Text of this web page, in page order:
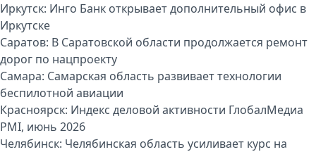
Иркутск: Инго Банк открывает дополнительный офис в
Иркутске
Саратов: В Саратовской области продолжается ремонт
дорог по нацпроекту
Самара: Самарская область развивает технологии
беспилотной авиации
Красноярск: Индекс деловой активности ГлобалМедиа
PMI, июнь 2026
Челябинск: Челябинская область усиливает курс на